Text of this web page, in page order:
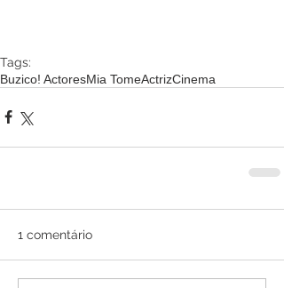
Tags:
Buzico! ActoresMia TomeActrizCinema
1 comentário